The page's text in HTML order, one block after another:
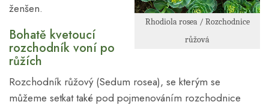
Rhodiola rosea / Rozchodnice
růžová
ženšen.
Bohatě kvetoucí
rozchodník voní po
růžích
Rozchodník růžový (Sedum rosea), se kterým se
můžeme setkat také pod pojmenováním rozchodnice